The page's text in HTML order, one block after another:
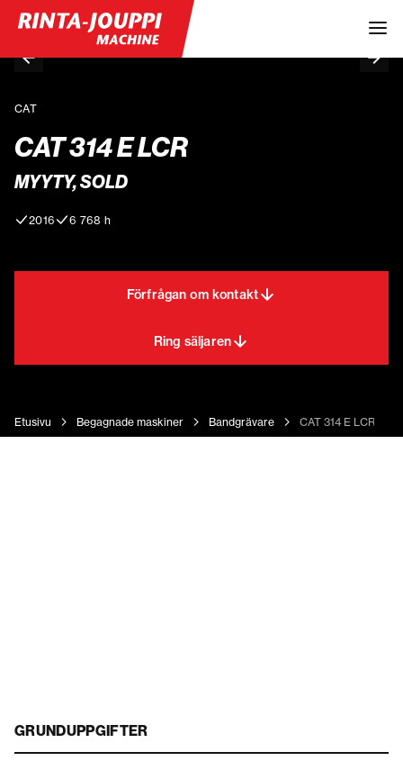
CAT
CAT 314 E LCR
MYYTY, SOLD
2016 6 768 h
Förfrågan om kontakt
Ring säljaren
Etusivu Begagnade maskiner Bandgrävare CAT 314 E LCR
GRUNDUPPGIFTER